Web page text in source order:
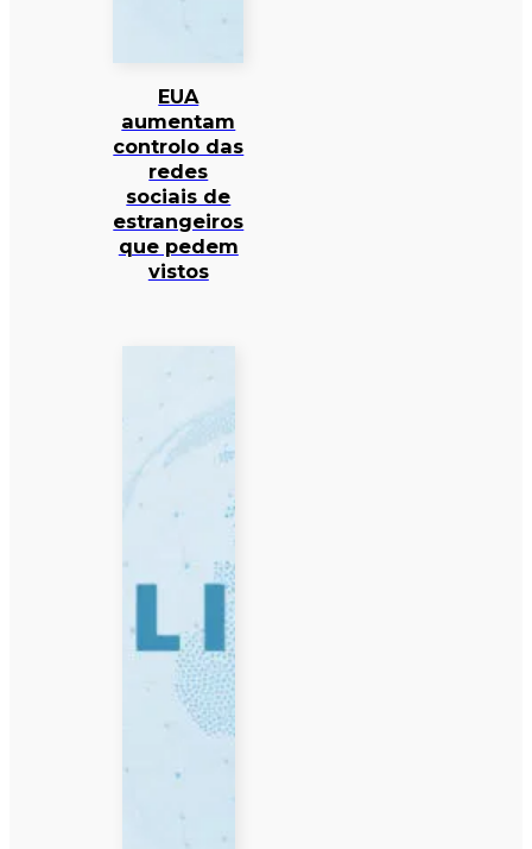
EUA
aumentam
controlo das
redes
sociais de
estrangeiros
que pedem
vistos